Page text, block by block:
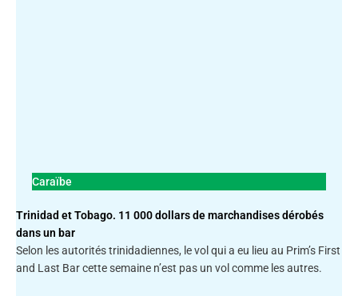
Caraïbe
Trinidad et Tobago. 11 000 dollars de marchandises dérobés
dans un bar
Selon les autorités trinidadiennes, le vol qui a eu lieu au Prim’s First
and Last Bar cette semaine n’est pas un vol comme les autres.